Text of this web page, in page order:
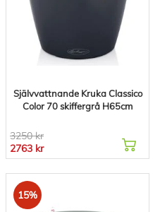
Självvattnande Kruka Classico
Color 70 skiffergrå H65cm
3250 kr
2763 kr
15%